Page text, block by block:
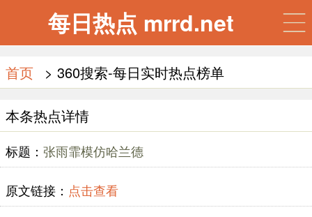
每日热点 mrrd.net
首页 > 360搜索-每日实时热点榜单
本条热点详情
标题： 张雨霏模仿哈兰德
原文链接： 点击查看